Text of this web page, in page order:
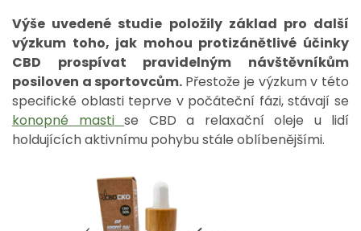
Výše uvedené studie položily základ pro další
výzkum toho, jak mohou protizánětlivé účinky
CBD prospívat pravidelným návštěvníkům
posiloven a sportovcům. Přestože je výzkum v této
specifické oblasti teprve v počáteční fázi, stávají se
konopné masti se CBD a relaxační oleje u lidí
holdujících aktivnímu pohybu stále oblíbenějšími.